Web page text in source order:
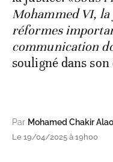
Mohammed VI,
réformes
communication
souligné dans son
Par Mohamed Chakir
Le 19/04/2025 à 19h00